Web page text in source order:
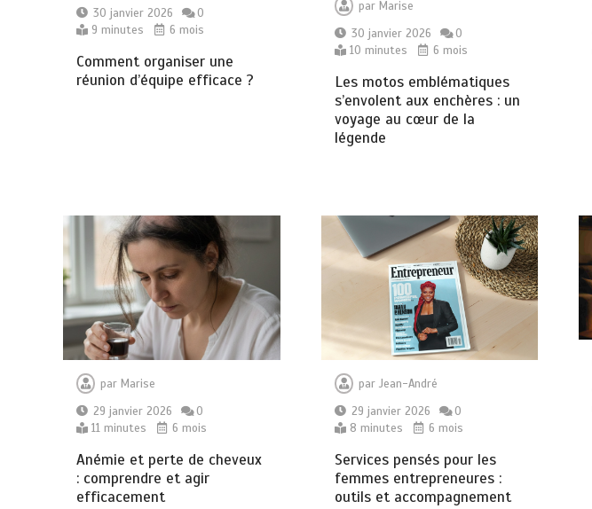
30 janvier 2026
0
9 minutes
6 mois
Comment organiser une
réunion d’équipe efficace ?
par Marise
30 janvier 2026
0
10 minutes
6 mois
Les motos emblématiques
s’envolent aux enchères : un
voyage au cœur de la
légende
parMarise
29 janvier 2026
0
11 minutes
6 mois
Anémie et perte de cheveux
: comprendre et agir
efficacement
par Jean-André
29 janvier 2026
0
8 minutes
6 mois
Services pensés pour les
femmes entrepreneures :
outils et accompagnement